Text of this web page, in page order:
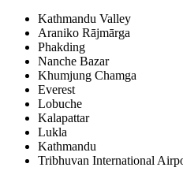
Kathmandu Valley
Araniko Rājmārga
Phakding
Nanche Bazar
Khumjung Chamga
Everest
Lobuche
Kalapattar
Lukla
Kathmandu
Tribhuvan International